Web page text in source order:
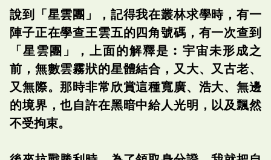
說到「星雲團」，記得我在叢林求學時，有一
陣子正在學查王雲五的四角號碼，有一次查到
「星雲團」，上面的解釋是︰宇宙未形成之
前，無數雲霧狀的星體結合，又大、又古老、
又無際。那時非常欣賞這種寬廣、浩大、無邊
的境界，也自許在黑暗中給人光明，以及飄然
不受拘束。